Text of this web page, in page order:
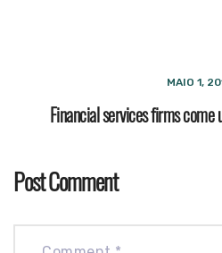
MAIO 1,
Financial services firms come
Post Comment